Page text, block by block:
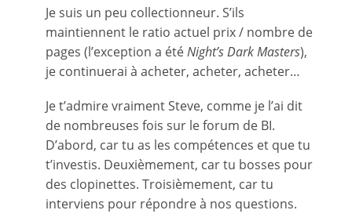
Je suis un peu collectionneur. S’ils
maintiennent le ratio actuel prix / nombre de
pages (l’exception a étéNight’s Dark Masters),
je continuerai à acheter, acheter, acheter…
Je t’admire vraiment Steve, comme je l’ai dit
de nombreuses fois sur le forum de BI.
D’abord, car tu as les compétences et que tu
t’investis. Deuxièmement, car tu bosses pour
des clopinettes. Troisièmement, car tu
interviens pour répondre à nos questions.